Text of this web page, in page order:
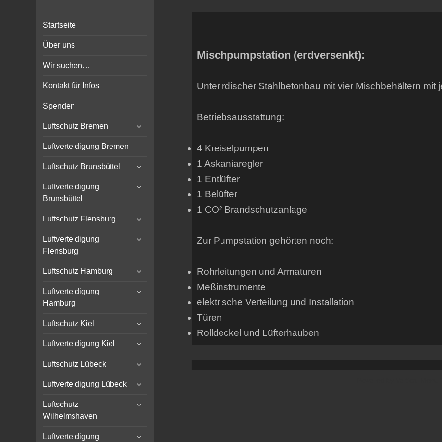
Bunker-Kiel.com
Wilhelmshaven Flensburg
Rendsburg Luftschutz Stollen
Startseite
Über uns
Wir suchen…
Kontakt für Infos
Spenden
Luftschutz Bremen
expand
Luftverteidigung Bremen
Luftschutz Brunsbüttel
expand
menu
Luftverteidigung
Brunsbüttel
expand
Luftschutz Flensburg
expand
menu
Luftverteidigung
Flensburg
expand
Luftschutz Hamburg
expand
menu
Luftverteidigung
Hamburg
expand
Luftschutz Kiel
expand
menu
Luftverteidigung Kiel
expand
menu
Luftschutz Lübeck
expand
menu
Luftverteidigung Lübeck
expand
menu
Luftschutz
Wilhelmshaven
expand
Luftverteidigung
expand
Mischpumpstation (erdversenkt):
Unterirdischer Stahlbetonbau mit vier Mischbehältern mit
Betriebsausstattung:
4 Kreiselpumpen
1 Askaniaregler
1 Entlüfter
1 Belüfter
1 CO² Brandschutzanlage
Zur Pumpstation gehörten noch:
Rohrleitungen und Armaturen
Meßinstrumente
elektrische Verteilung und Installation
Türen
Rolldeckel und Lüfterhauben